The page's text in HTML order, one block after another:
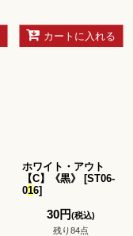
カートに入れる
ホワイト・アウト
【C】《黒》
[ST06-
016]
30円(税込)
残り84点